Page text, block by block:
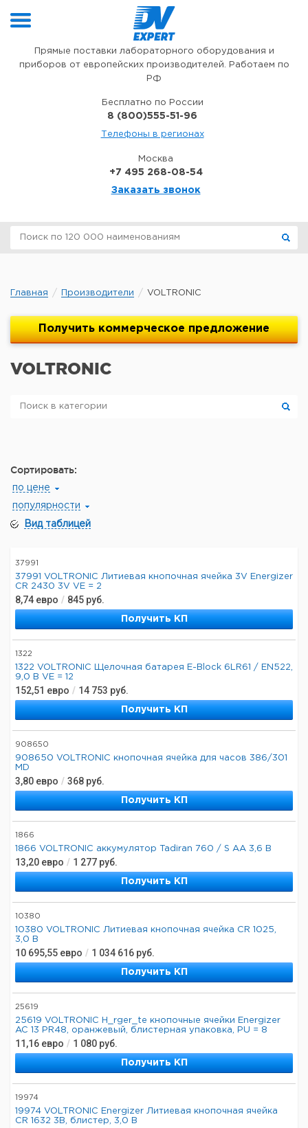
Прямые поставки лабораторного оборудования и
приборов от европейских производителей. Работаем по
РФ
Бесплатно по России
8 (800)555-51-96
Телефоны в регионах
Москва
+7 495 268-08-54
Заказать звонок
Главная Производители VOLTRONIC
Получить коммерческое предложение
VOLTRONIC
Сортировать:
по цене
популярности
Вид таблицей
37991
37991 VOLTRONIC Литиевая кнопочная ячейка 3V Energizer
CR 2430 3V VE = 2
8,74 евро / 845 руб.
Получить КП
1322
1322 VOLTRONIC Щелочная батарея E-Block 6LR61 / EN522,
9,0 В VE = 12
152,51 евро / 14 753 руб.
Получить КП
908650
908650 VOLTRONIC кнопочная ячейка для часов 386/301
MD
3,80 евро / 368 руб.
Получить КП
1866
1866 VOLTRONIC аккумулятор Tadiran 760 / S AA 3,6 В
13,20 евро / 1 277 руб.
Получить КП
10380
10380 VOLTRONIC Литиевая кнопочная ячейка CR 1025,
3,0 В
10 695,55 евро / 1 034 616 руб.
Получить КП
25619
25619 VOLTRONIC H_rger_te кнопочные ячейки Energizer
AC 13 PR48, оранжевый, блистерная упаковка, PU = 8
11,16 евро / 1 080 руб.
Получить КП
19974
19974 VOLTRONIC Energizer Литиевая кнопочная ячейка
CR 1632 3В, блистер, 3,0 В